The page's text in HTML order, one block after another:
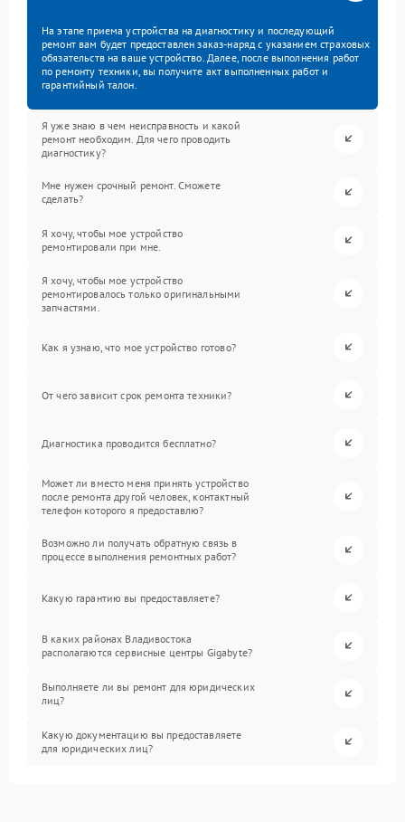
На этапе приема устройства на диагностику и последующий
ремонт вам будет предоставлен заказ-наряд с указанием страховых
обязательств на ваше устройство. Далее, после выполнения работ
по ремонту техники, вы получите акт выполненных работ и
гарантийный талон.
Я уже знаю в чем неисправность и какой
ремонт необходим. Для чего проводить
диагностику?
Мне нужен срочный ремонт. Сможете
сделать?
Я хочу, чтобы мое устройство
ремонтировали при мне.
Я хочу, чтобы мое устройство
ремонтировалось только оригинальными
запчастями.
Как я узнаю, что мое устройство готово?
От чего зависит срок ремонта техники?
Диагностика проводится бесплатно?
Может ли вместо меня принять устройство
после ремонта другой человек, контактный
телефон которого я предоставлю?
Возможно ли получать обратную связь в
процессе выполнения ремонтных работ?
Какую гарантию вы предоставляете?
В каких районах Владивостока
располагаются сервисные центры Gigabyte?
Выполняете ли вы ремонт для юридических
лиц?
Какую документацию вы предоставляете
для юридических лиц?